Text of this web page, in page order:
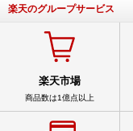
楽天のグループサービス
楽天市場
商品数は1億点以上